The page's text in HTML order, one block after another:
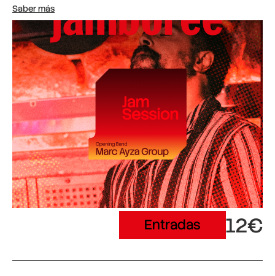
Saber más
Entradas 12€